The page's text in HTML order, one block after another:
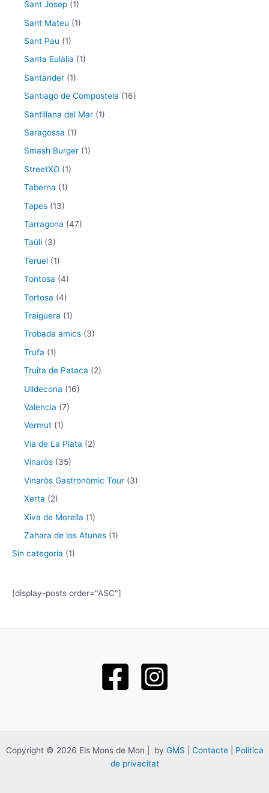
Sant Josep (1)
Sant Mateu (1)
Sant Pau (1)
Santa Eulàlia (1)
Santander (1)
Santiago de Compostela (16)
Santillana del Mar (1)
Saragossa (1)
Smash Burger (1)
StreetXO (1)
Taberna (1)
Tapes (13)
Tarragona (47)
Taüll (3)
Teruel (1)
Tontosa (4)
Tortosa (4)
Traiguera (1)
Trobada amics (3)
Trufa (1)
Truita de Pataca (2)
Ulldecona (16)
Valencia (7)
Vermut (1)
Via de La Plata (2)
Vinaròs (35)
Vinaròs Gastronòmic Tour (3)
Xerta (2)
Xiva de Morella (1)
Zahara de los Atunes (1)
Sin categoría (1)
[display-posts order="ASC"]
Copyright © 2026 Els Mons de Mon | by GMS Contacte| Política
de privacitat